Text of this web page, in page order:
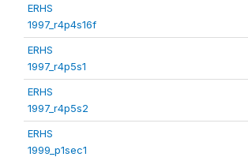
ERHS
1997_r4p4s16f
ERHS
1997_r4p5s1
ERHS
1997_r4p5s2
ERHS
1999_p1sec1